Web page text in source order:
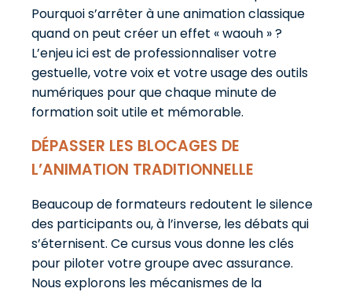
Pourquoi s’arrêter à une animation classique
quand on peut créer un effet « waouh » ?
L’enjeu ici est de professionnaliser votre
gestuelle, votre voix et votre usage des outils
numériques pour que chaque minute de
formation soit utile et mémorable.
DÉPASSER LES BLOCAGES DE
L’ANIMATION TRADITIONNELLE
Beaucoup de formateurs redoutent le silence
des participants ou, à l’inverse, les débats qui
s’éternisent. Ce cursus vous donne les clés
pour piloter votre groupe avec assurance.
Nous explorons les mécanismes de la